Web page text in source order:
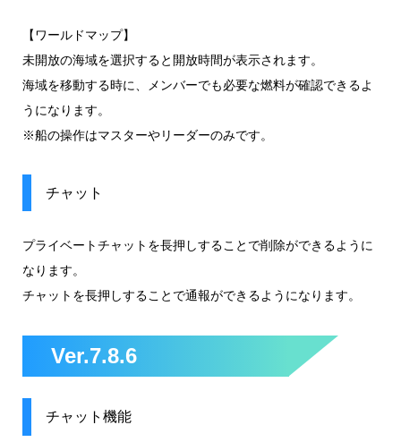
【ワールドマップ】
未開放の海域を選択すると開放時間が表示されます。
海域を移動する時に、メンバーでも必要な燃料が確認できるよ
うになります。
※船の操作はマスターやリーダーのみです。
チャット
プライベートチャットを長押しすることで削除ができるように
なります。
チャットを長押しすることで通報ができるようになります。
Ver.7.8.6
チャット機能